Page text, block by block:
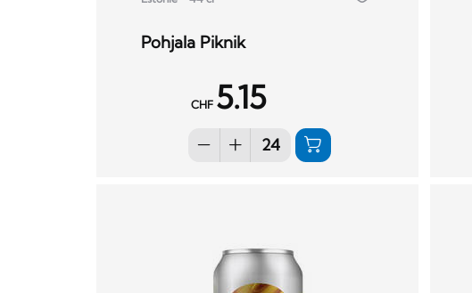
Pohjala Piknik
CHF 5.15